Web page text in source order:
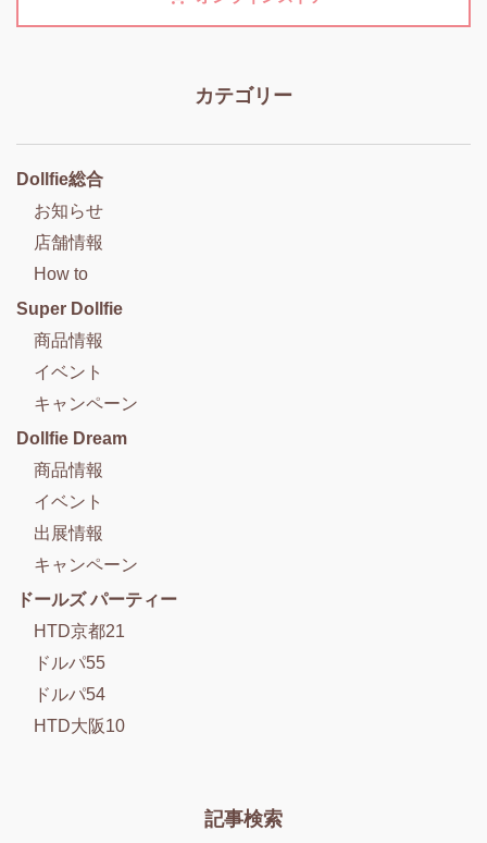
カテゴリー
Dollfie総合
お知らせ
店舗情報
How to
Super Dollfie
商品情報
イベント
キャンペーン
Dollfie Dream
商品情報
イベント
出展情報
キャンペーン
ドールズ パーティー
HTD京都21
ドルパ55
ドルパ54
HTD大阪10
記事検索